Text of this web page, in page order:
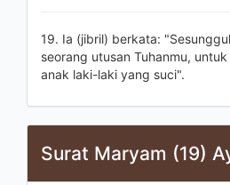
19. Ia (jibril) berkata:
seorang utusan Tuhanmu,
anak laki-laki yang suci".
Surat Maryam (19)